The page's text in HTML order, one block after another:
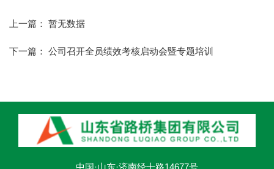
上一篇： 暂无数据
下一篇： 公司召开全员绩效考核启动会暨专题培训